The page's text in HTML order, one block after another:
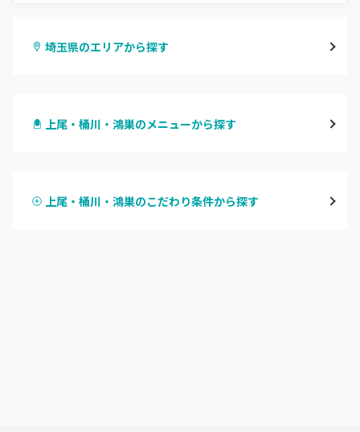
埼玉県のエリアから探す
上尾・桶川・鴻巣のメニューから探す
ハンドスカルプ
上尾・桶川・鴻巣のこだわり条件から探す